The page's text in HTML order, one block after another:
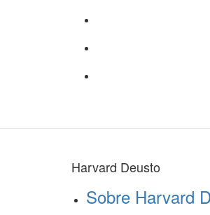
Harvard Deusto
Sobre Harvard